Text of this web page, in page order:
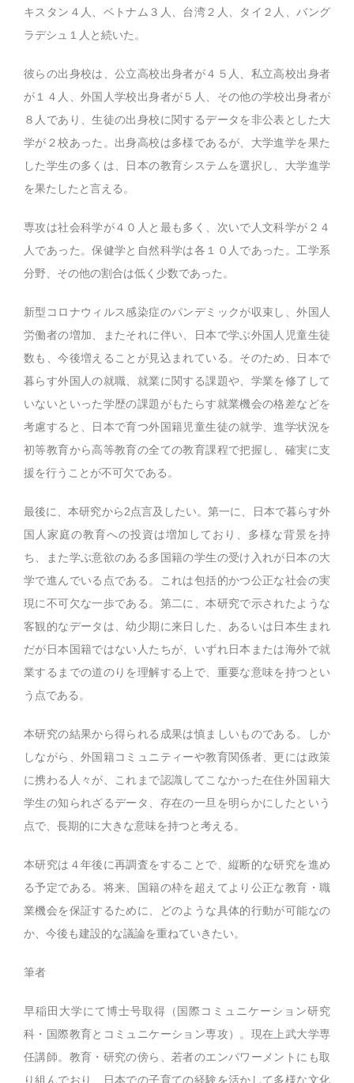
キスタン４人、ベトナム３人、台湾２人、タイ２人、バング
ラデシュ１人と続いた。
彼らの出身校は、公立高校出身者が４５人、私立高校出身者
が１４人、外国人学校出身者が５人、その他の学校出身者が
８人であり、生徒の出身校に関するデータを非公表とした大
学が２校あった。出身高校は多様であるが、大学進学を果た
した学生の多くは、日本の教育システムを選択し、大学進学
を果たしたと言える。
専攻は社会科学が４０人と最も多く、次いで人文科学が２４
人であった。保健学と自然科学は各１０人であった。工学系
分野、その他の割合は低く少数であった。
新型コロナウィルス感染症のパンデミックが収束し、外国人
労働者の増加、またそれに伴い、日本で学ぶ外国人児童生徒
数も、今後増えることが見込まれている。そのため、日本で
暮らす外国人の就職、就業に関する課題や、学業を修了して
いないといった学歴の課題がもたらす就業機会の格差などを
考慮すると、日本で育つ外国籍児童生徒の就学、進学状況を
初等教育から高等教育の全ての教育課程で把握し、確実に支
援を行うことが不可欠である。
最後に、本研究から2点言及したい。第一に、日本で暮らす外
国人家庭の教育への投資は増加しており、多様な背景を持
ち、また学ぶ意欲のある多国籍の学生の受け入れが日本の大
学で進んでいる点である。これは包括的かつ公正な社会の実
現に不可欠な一歩である。第二に、本研究で示されたような
客観的なデータは、幼少期に来日した、あるいは日本生まれ
だが日本国籍ではない人たちが、いずれ日本または海外で就
業するまでの道のりを理解する上で、重要な意味を持つとい
う点である。
本研究の結果から得られる成果は慎ましいものである。しか
しながら、外国籍コミュニティーや教育関係者、更には政策
に携わる人々が、これまで認識してこなかった在住外国籍大
学生の知られざるデータ、存在の一旦を明らかにしたという
点で、長期的に大きな意味を持つと考える。
本研究は４年後に再調査をすることで、縦断的な研究を進め
る予定である。将来、国籍の枠を超えてより公正な教育・職
業機会を保証するために、どのような具体的行動が可能なの
か、今後も建設的な議論を重ねていきたい。
筆者
早稲田大学にて博士号取得（国際コミュニケーション研究
科・国際教育とコミュニケーション専攻）。現在上武大学専
任講師。教育・研究の傍ら、若者のエンパワーメントにも取
り組んでおり、日本での子育ての経験を活かして多様な文化